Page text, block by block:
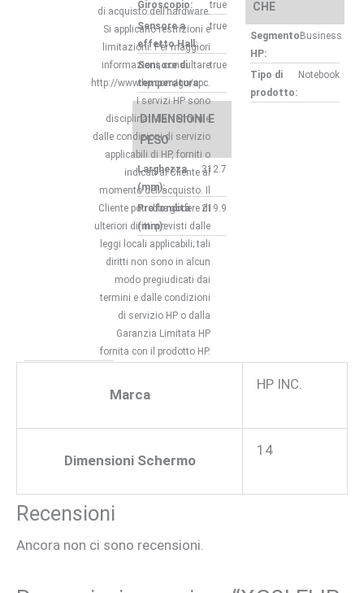
di acquisto dell’hardware.
Si applicano restrizioni e
limitazioni. Per maggiori
informazioni, consultare
http://www.hp.com/go/cpc.
I servizi HP sono
disciplinati dai termini e
dalle condizioni di servizio
applicabili di HP, forniti o
indicati al Cliente al
momento dell’acquisto. Il
Cliente potrebbe godere di
ulteriori diritti previsti dalle
leggi locali applicabili; tali
diritti non sono in alcun
modo pregiudicati dai
termini e dalle condizioni
di servizio HP o dalla
Garanzia Limitata HP
fornita con il prodotto HP.
Giroscopio:
true
Sensore a
effetto Hall:
true
Sensore di
temperatura:
true
DIMENSIONI E
PESO
Larghezza
(mm):
312.7
Profondità
(mm):
219.9
CHE
Segmento
HP:
Business
Tipo di
prodotto:
Notebook
Marca
HP INC.
Dimensioni Schermo
14
Recensioni
Ancora non ci sono recensioni.